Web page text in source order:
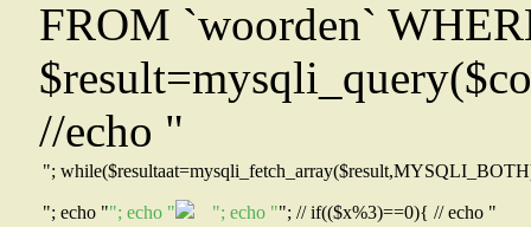
FROM `woorden`
//echo "
";
"; echo ""; echo " "; echo ""; // if(($x%3)==0){ // echo "